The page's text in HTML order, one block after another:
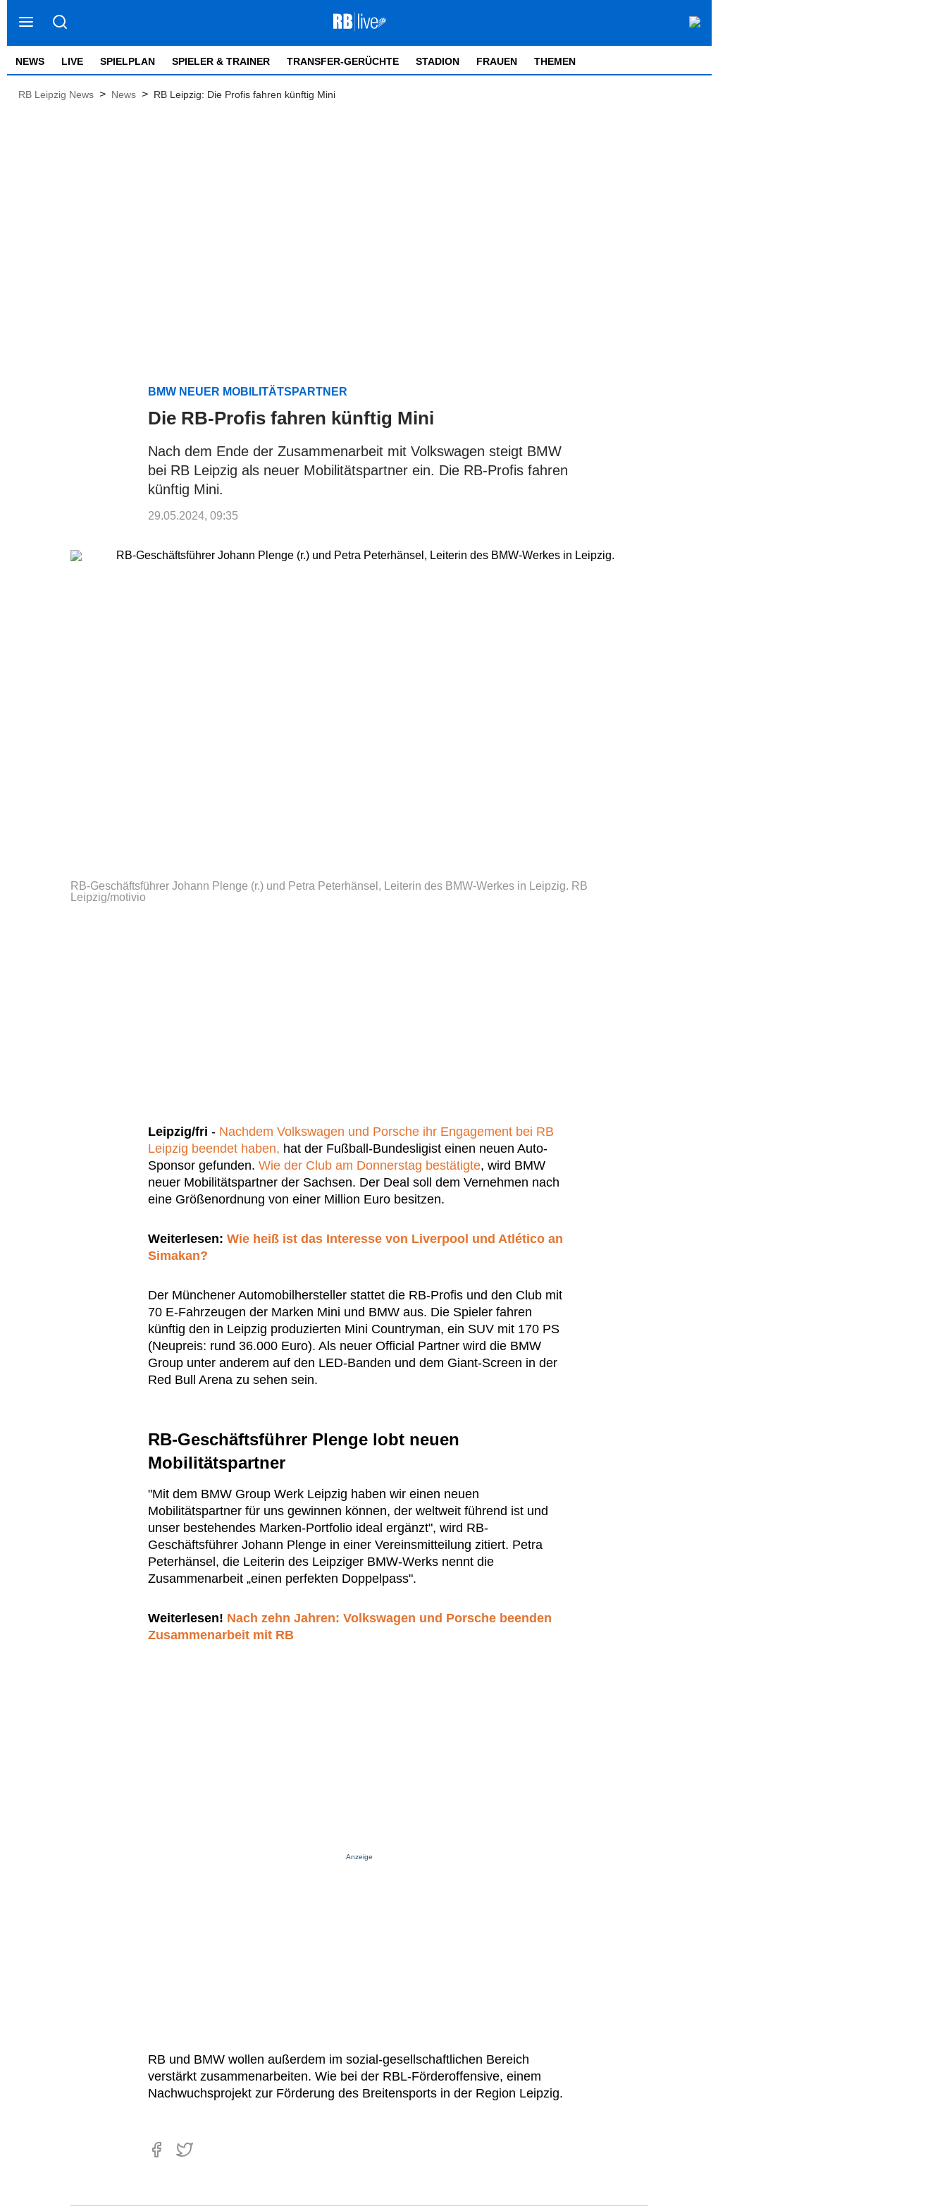
NEWS LIVE SPIELPLAN SPIELER & TRAINER TRANSFER-GERÜCHTE STADION FRAUEN THEMEN
RB Leipzig News > News > RB Leipzig: Die Profis fahren künftig Mini
BMW NEUER MOBILITÄTSPARTNER
Die RB-Profis fahren künftig Mini
Nach dem Ende der Zusammenarbeit mit Volkswagen steigt BMW
bei RB Leipzig als neuer Mobilitätspartner ein. Die RB-Profis fahren
künftig Mini.
29.05.2024, 09:35
RB-Geschäftsführer Johann Plenge (r.) und Petra Peterhänsel, Leiterin des BMW-Werkes in Leipzig. RB
Leipzig/motivio
Leipzig/fri - Nachdem Volkswagen und Porsche ihr Engagement bei RB
Leipzig beendet haben, hat der Fußball-Bundesligist einen neuen Auto-
Sponsor gefunden. Wie der Club am Donnerstag bestätigte, wird BMW
neuer Mobilitätspartner der Sachsen. Der Deal soll dem Vernehmen nach
eine Größenordnung von einer Million Euro besitzen.
Weiterlesen: Wie heiß ist das Interesse von Liverpool und Atlético an
Simakan?
Der Münchener Automobilhersteller stattet die RB-Profis und den Club mit
70 E-Fahrzeugen der Marken Mini und BMW aus. Die Spieler fahren
künftig den in Leipzig produzierten Mini Countryman, ein SUV mit 170 PS
(Neupreis: rund 36.000 Euro). Als neuer Official Partner wird die BMW
Group unter anderem auf den LED-Banden und dem Giant-Screen in der
Red Bull Arena zu sehen sein.
RB-Geschäftsführer Plenge lobt neuen
Mobilitätspartner
"Mit dem BMW Group Werk Leipzig haben wir einen neuen
Mobilitätspartner für uns gewinnen können, der weltweit führend ist und
unser bestehendes Marken-Portfolio ideal ergänzt", wird RB-
Geschäftsführer Johann Plenge in einer Vereinsmitteilung zitiert. Petra
Peterhänsel, die Leiterin des Leipziger BMW-Werks nennt die
Zusammenarbeit „einen perfekten Doppelpass".
Weiterlesen! Nach zehn Jahren: Volkswagen und Porsche beenden
Zusammenarbeit mit RB
Anzeige
RB und BMW wollen außerdem im sozial-gesellschaftlichen Bereich
verstärkt zusammenarbeiten. Wie bei der RBL-Förderoffensive, einem
Nachwuchsprojekt zur Förderung des Breitensports in der Region Leipzig.